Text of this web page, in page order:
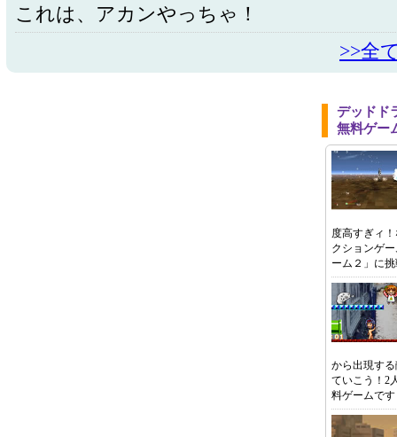
これは、アカンやっちゃ！
>>全
デッドド
無料ゲー
度高すぎィ
クションゲ
ーム２」に
から出現す
ていこう！2
料ゲームで